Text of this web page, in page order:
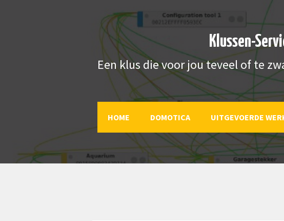
Klussen-
Een klus die voor jou teveel of te
HOME DOMOTICA UITGEVOERDE